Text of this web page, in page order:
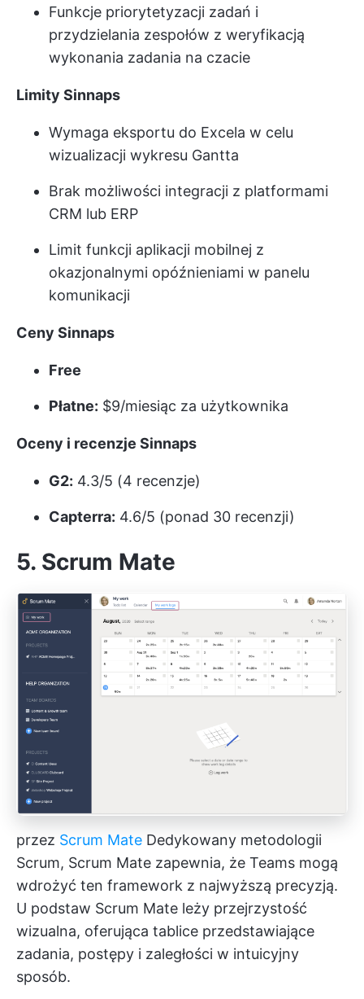
Funkcje priorytetyzacji zadań i
przydzielania zespołów z weryfikacją
wykonania zadania na czacie
Limity Sinnaps
Wymaga eksportu do Excela w celu
wizualizacji wykresu Gantta
Brak możliwości integracji z platformami
CRM lub ERP
Limit funkcji aplikacji mobilnej z
okazjonalnymi opóźnieniami w panelu
komunikacji
Ceny Sinnaps
Free
Płatne: $9/miesiąc za użytkownika
Oceny i recenzje Sinnaps
G2: 4.3/5 (4 recenzje)
Capterra: 4.6/5 (ponad 30 recenzji)
5. Scrum Mate
przez Scrum Mate Dedykowany metodologii
Scrum, Scrum Mate zapewnia, że Teams mogą
wdrożyć ten framework z najwyższą precyzją.
U podstaw Scrum Mate leży przejrzystość
wizualna, oferująca tablice przedstawiające
zadania, postępy i zaległości w intuicyjny
sposób.